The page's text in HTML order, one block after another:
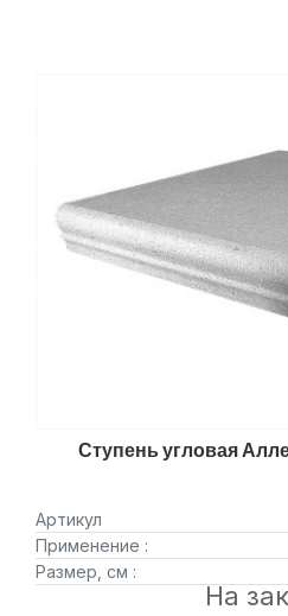
Ступень угловая
Артикул
Применение :
Размер, см :
На